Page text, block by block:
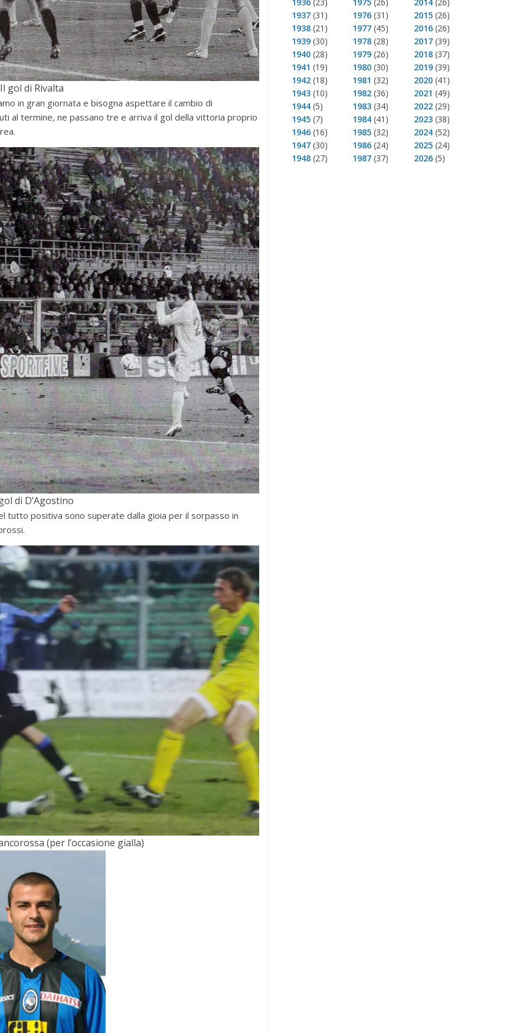
Il gol di Rivalta
in gran giornata e bisogna aspettare il cambio di
al termine, ne passano tre e arriva il gol della vittoria proprio
di D’Agostino
tutto positiva sono superate dalla gioia per il sorpasso in
(per l’occasione gialla)
1937 (31)
1938 (21)
1939 (30)
1940 (28)
1941 (19)
1942 (18)
1943 (10)
1944 (5)
1945 (7)
1946 (16)
1947 (30)
1948 (27)
1976 (31)
1977 (45)
1978 (28)
1979 (26)
1980 (30)
1981 (32)
1982 (36)
1983 (34)
1984 (41)
1985 (32)
1986 (24)
1987 (37)
2015(26)
2016(26)
2017(39)
2018(37)
2019(39)
2020(41)
2021 (49)
2022(29)
2023(38)
2024(52)
2025(24)
2026(5)